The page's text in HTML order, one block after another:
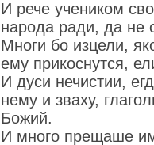
И рече учеником
народа ради, да не
Многи бо изцели,
ему прикоснутся,
И дуси нечистии,
нему и зваху,
Божий.
И много прещаше